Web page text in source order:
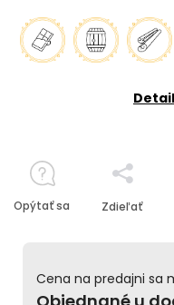
Cena na predajni sa
Opýtať sa Zdieľať